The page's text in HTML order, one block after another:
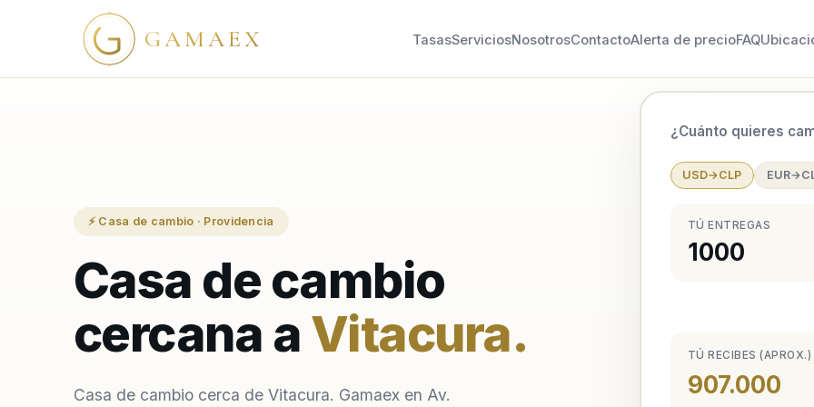
GAMAEX TasasServiciosNosotrosContactoAlerta de precioFAQ
⚡ Casa de cambio · Providencia
Casa de cambio
cercana aVitacura.
Casa de cambio cerca de Vitacura. Gamaex en Av.
¿Cuánto quieres
USD→CLP
TÚ ENTREGAS
TÚ RECIBES (APROX.)
907.000